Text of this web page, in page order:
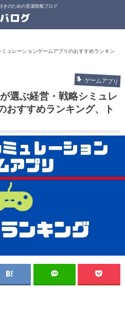
きのための音楽情報ブログ
ュレーションゲームアプリのおすすめランキン
ゲームアプリ
選ぶ経営・戦略シミュレ
おすすめランキング、ト